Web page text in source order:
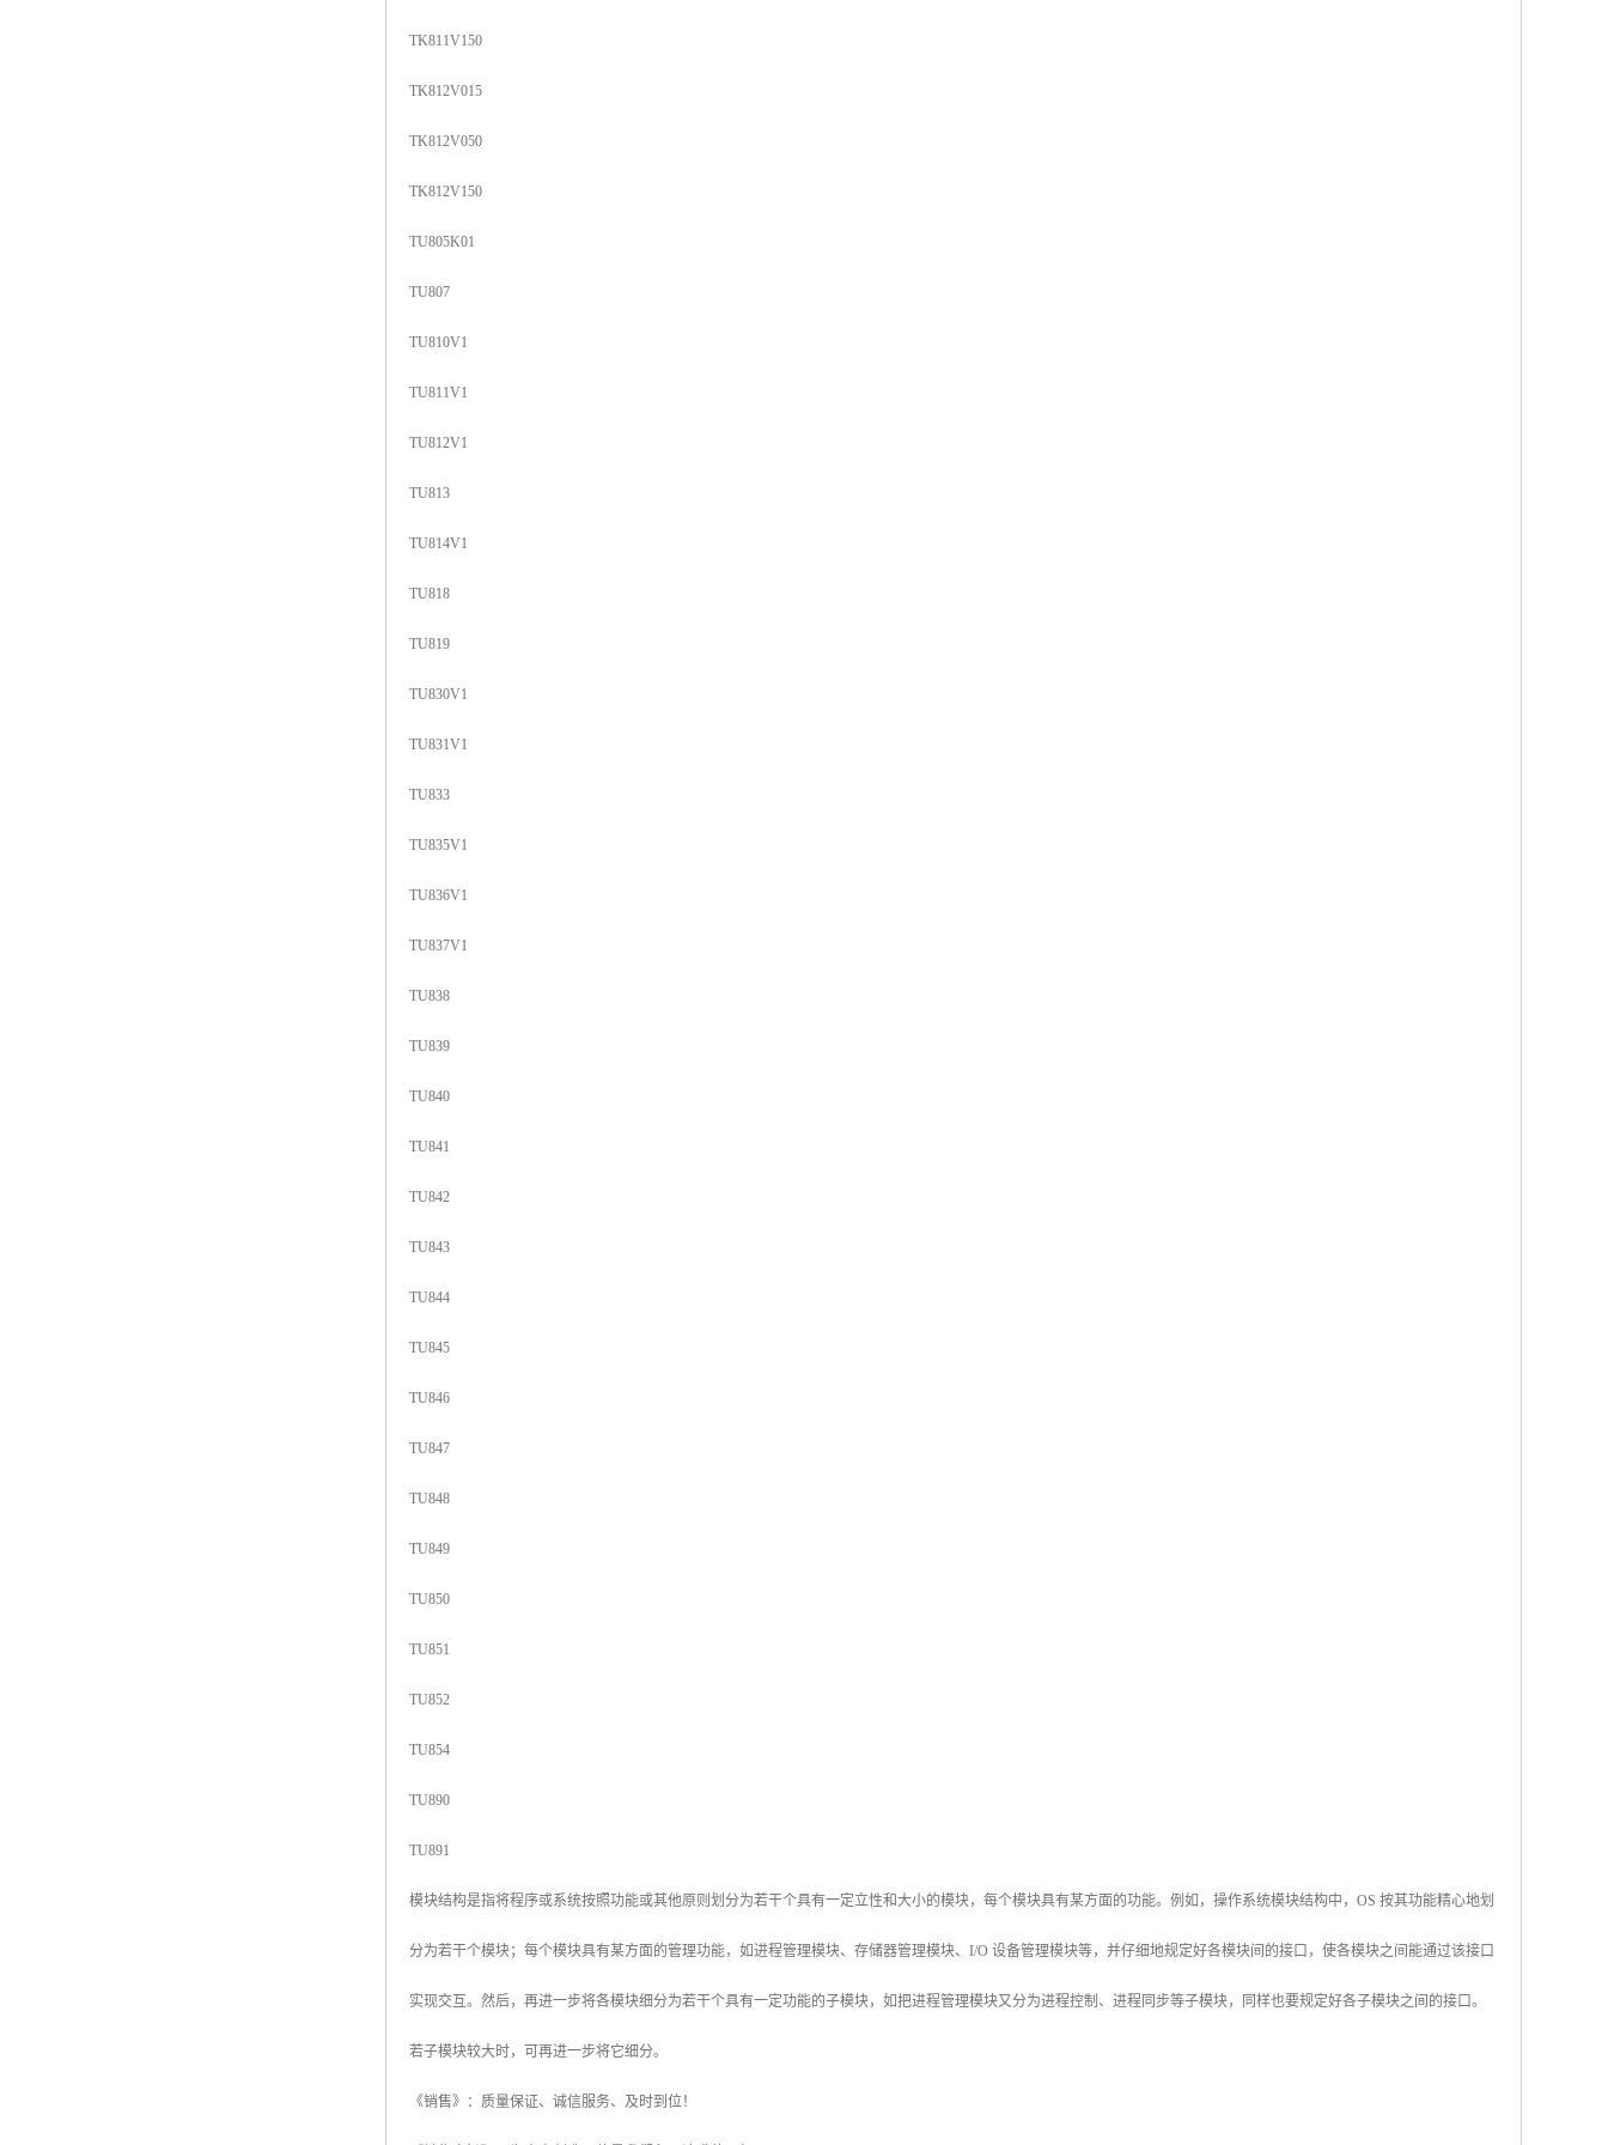
TK811V150
TK812V015
TK812V050
TK812V150
TU805K01
TU807
TU810V1
TU811V1
TU812V1
TU813
TU814V1
TU818
TU819
TU830V1
TU831V1
TU833
TU835V1
TU836V1
TU837V1
TU838
TU839
TU840
TU841
TU842
TU843
TU844
TU845
TU846
TU847
TU848
TU849
TU850
TU851
TU852
TU854
TU890
TU891
模块结构是指将程序或系统按照功能或其他原则划分为若干个具有一定立性和大小的模块，每个模块具有某方面的功能。例如，操作系统模块结构中，OS 按其功能精心地划
分为若干个模块；每个模块具有某方面的管理功能，如进程管理模块、存储器管理模块、I/O 设备管理模块等，并仔细地规定好各模块间的接口，使各模块之间能通过该接口
实现交互。然后，再进一步将各模块细分为若干个具有一定功能的子模块，如把进程管理模块又分为进程控制、进程同步等子模块，同样也要规定好各子模块之间的接口。
若子模块较大时，可再进一步将它细分。
《销售》：质量保证、诚信服务、及时到位！